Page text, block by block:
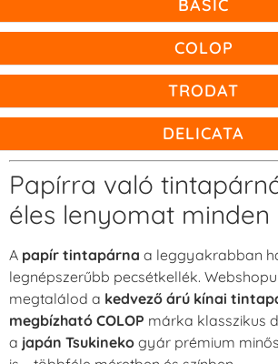
BASIC
COLOP
TRODAT
DELICATA
Papírra való
éles lenyomat minden
A papír tintapárna a leggyakrabban
legnépszerűbb pecsétkellék.
megtalálod a kedvező árú kínai
megbízható COLOP márka klasszikus
a japán Tsukineko gyár prémium